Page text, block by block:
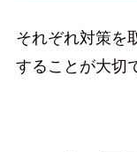
それぞれ対策を
することが大切